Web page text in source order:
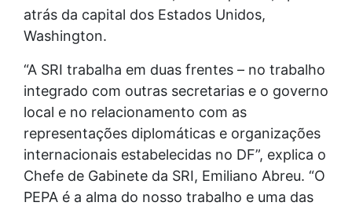
atrás da capital dos Estados Unidos,
Washington.
“A SRI trabalha em duas frentes – no trabalho
integrado com outras secretarias e o governo
local e no relacionamento com as
representações diplomáticas e organizações
internacionais estabelecidas no DF”, explica o
Chefe de Gabinete da SRI, Emiliano Abreu. “O
PEPA é a alma do nosso trabalho e uma das